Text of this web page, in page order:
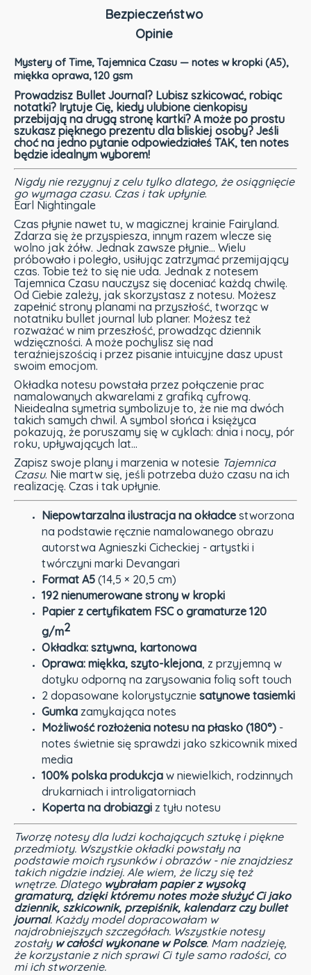
Bezpieczeństwo
Opinie
Mystery of Time, Tajemnica Czasu — notes w kropki (A5),
miękka oprawa, 120 gsm
Prowadzisz Bullet Journal? Lubisz szkicować, robiąc
notatki? Irytuje Cię, kiedy ulubione cienkopisy
przebijają na drugą stronę kartki? A może po prostu
szukasz pięknego prezentu dla bliskiej osoby? Jeśli
choć na jedno pytanie odpowiedziałeś TAK, ten notes
będzie idealnym wyborem!
Nigdy nie rezygnuj z celu tylko dlatego, że osiągnięcie
go wymaga czasu. Czas i tak upłynie.
Earl Nightingale
Czas płynie nawet tu, w magicznej krainie Fairyland.
Zdarza się że przyspiesza, innym razem wlecze się
wolno jak żółw. Jednak zawsze płynie… Wielu
próbowało i poległo, usiłując zatrzymać przemijający
czas. Tobie też to się nie uda. Jednak z notesem
Tajemnica Czasu nauczysz się doceniać każdą chwilę.
Od Ciebie zależy, jak skorzystasz z notesu. Możesz
zapełnić strony planami na przyszłość, tworząc w
notatniku bullet journal lub planer. Możesz też
rozważać w nim przeszłość, prowadząc dziennik
wdzięczności. A może pochylisz się nad
teraźniejszością i przez pisanie intuicyjne dasz upust
swoim emocjom.
Okładka notesu powstała przez połączenie prac
namalowanych akwarelami z grafiką cyfrową.
Nieidealna symetria symbolizuje to, że nie ma dwóch
takich samych chwil. A symbol słońca i księżyca
pokazują, że poruszamy się w cyklach: dnia i nocy, pór
roku, upływających lat…
Zapisz swoje plany i marzenia w notesie Tajemnica
Czasu. Nie martw się, jeśli potrzeba dużo czasu na ich
realizację. Czas i tak upłynie.
Niepowtarzalna ilustracja na okładcestworzona
na podstawie ręcznie namalowanego obrazu
autorstwa Agnieszki Cicheckiej - artystki i
twórczyni marki Devangari
Format A5(14,5 × 20,5 cm)
192 nienumerowane strony w kropki
Papier z certyfikatem FSC o gramaturze 120
g/m2
Okładka: sztywna, kartonowa
Oprawa: miękka, szyto-klejona, z przyjemną w
dotyku odporną na zarysowania folią soft touch
2 dopasowane kolorystycznie satynowe tasiemki
Gumkazamykająca notes
Możliwość rozłożenia notesu na płasko (180°) -
notes świetnie się sprawdzi jako szkicownik mixed
media
100% polska produkcjaw niewielkich, rodzinnych
drukarniach i introligatorniach
Koperta na drobiazgiz tyłu notesu
Tworzę notesy dla ludzi kochających sztukę i piękne
przedmioty. Wszystkie okładki powstały na
podstawie moich rysunków i obrazów - nie znajdziesz
takich nigdzie indziej. Ale wiem, że liczy się też
wnętrze. Dlatego wybrałam papier z wysoką
gramaturą, dzięki któremu notes może służyć Ci jako
dziennik, szkicownik, przepiśnik, kalendarz czy bullet
journal. Każdy model dopracowałam w
najdrobniejszych szczegółach. Wszystkie notesy
zostały w całości wykonane w Polsce. Mam nadzieję,
że korzystanie z nich sprawi Ci tyle samo radości, co
mi ich stworzenie.